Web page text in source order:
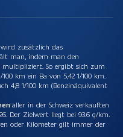
wird zusätzlich das
man, indem man den
multipliziert. So ergibt sich zum
km ein Ba von 5,42 1/100 km.
4,8 1/100 km (Benzinäquivalent
aller in der Schweiz verkauften
Der Zielwert liegt bei 93.6 g/km.
oder Kilometer gilt immer der